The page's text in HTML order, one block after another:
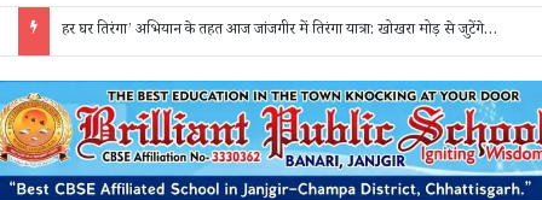
सर्व आदिवासी समाज सक्ती द्वारा आज मनाया जाएगा विश्व आदिवासी दिवस: प्रदेश व जिला स्तर के पदाधिकारी होंगे शामिल